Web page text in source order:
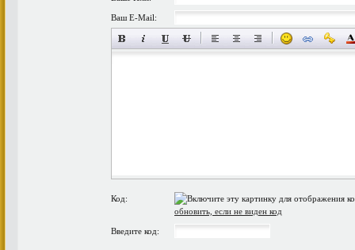
Ваш E-Mail:
Код:
обновить, если не виден код
Введите код: